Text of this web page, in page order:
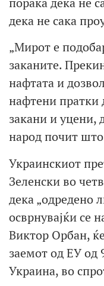
дека не сака
„Мирот е
заканите.
нафтата и
нафтени пратки
закани и уцени,
народ почит што
Украинскиот
Зеленски во
дека „одредено
осврнувајќи се
Виктор Орбан,
заемот од ЕУ од
Украина, во